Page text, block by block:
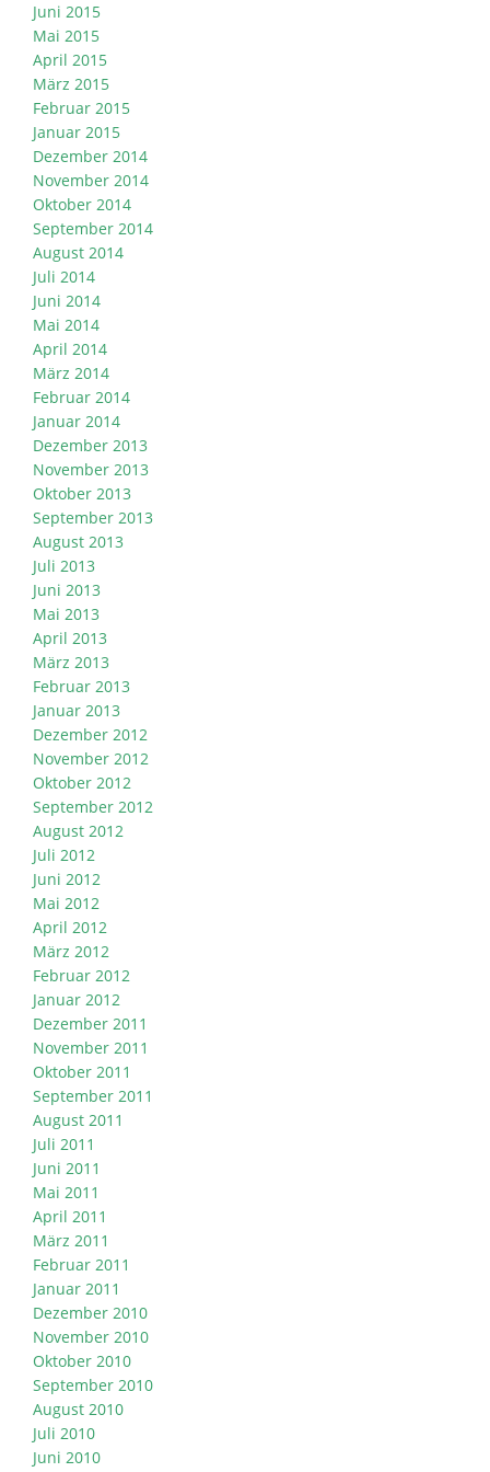
Juni 2015
Mai 2015
April 2015
März 2015
Februar 2015
Januar 2015
Dezember 2014
November 2014
Oktober 2014
September 2014
August 2014
Juli 2014
Juni 2014
Mai 2014
April 2014
März 2014
Februar 2014
Januar 2014
Dezember 2013
November 2013
Oktober 2013
September 2013
August 2013
Juli 2013
Juni 2013
Mai 2013
April 2013
März 2013
Februar 2013
Januar 2013
Dezember 2012
November 2012
Oktober 2012
September 2012
August 2012
Juli 2012
Juni 2012
Mai 2012
April 2012
März 2012
Februar 2012
Januar 2012
Dezember 2011
November 2011
Oktober 2011
September 2011
August 2011
Juli 2011
Juni 2011
Mai 2011
April 2011
März 2011
Februar 2011
Januar 2011
Dezember 2010
November 2010
Oktober 2010
September 2010
August 2010
Juli 2010
Juni 2010